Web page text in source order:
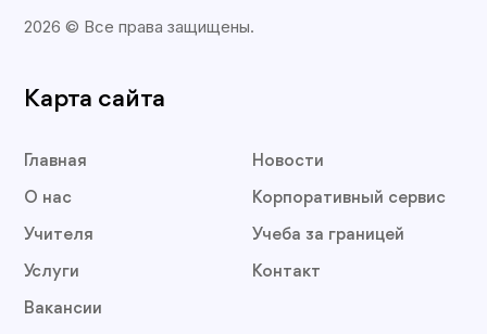
2026 © Все права защищены.
Карта сайта
Главная
О нас
Учителя
Услуги
Вакансии
Новости
Корпоративный сервис
Учеба за границей
Контакт